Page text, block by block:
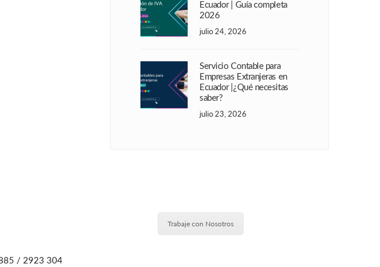
Ecuador | Guía completa
2026
julio 24, 2026
Servicio Contable para
Empresas Extranjeras en
Ecuador |¿Qué necesitas
saber?
julio 23, 2026
/ 2923 304
Trabaje con Nosotros